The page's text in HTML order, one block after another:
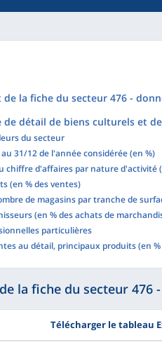
la fiche du secteur 476 -
de détail de biens culturels et
du secteur
31/12 de l'année considérée (en %)
chiffre d'affaires par nature d'activité
(en % des ventes)
de magasins par tranche de
(en % des achats de
particulières
au détail, principaux produits (en
la fiche du secteur 476
Télécharger le tableau